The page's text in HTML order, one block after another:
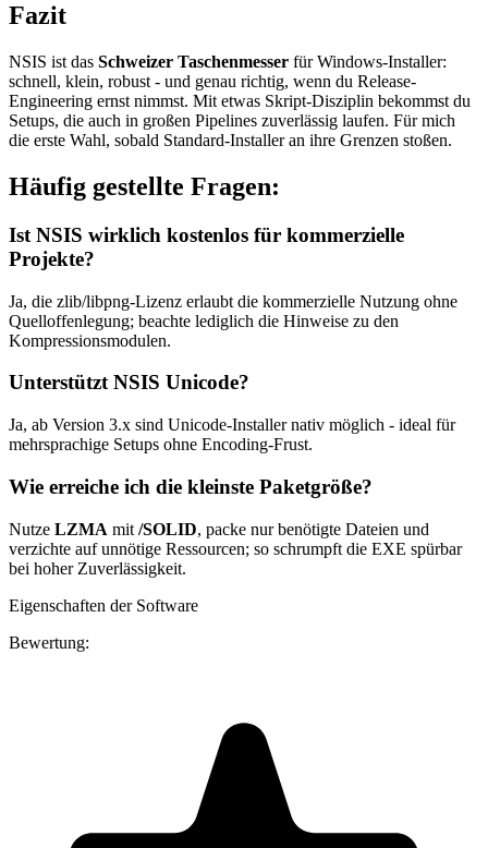
Fazit
NSIS ist das Schweizer Taschenmesser für Windows-Installer:
schnell, klein, robust - und genau richtig, wenn du Release-
Engineering ernst nimmst. Mit etwas Skript-Disziplin bekommst du
Setups, die auch in großen Pipelines zuverlässig laufen. Für mich
die erste Wahl, sobald Standard-Installer an ihre Grenzen stoßen.
Häufig gestellte Fragen:
Ist NSIS wirklich kostenlos für kommerzielle
Projekte?
Ja, die zlib/libpng-Lizenz erlaubt die kommerzielle Nutzung ohne
Quelloffenlegung; beachte lediglich die Hinweise zu den
Kompressionsmodulen.
Unterstützt NSIS Unicode?
Ja, ab Version 3.x sind Unicode-Installer nativ möglich - ideal für
mehrsprachige Setups ohne Encoding-Frust.
Wie erreiche ich die kleinste Paketgröße?
Nutze LZMA mit /SOLID, packe nur benötigte Dateien und
verzichte auf unnötige Ressourcen; so schrumpft die EXE spürbar
bei hoher Zuverlässigkeit.
Eigenschaften der Software
Bewertung: